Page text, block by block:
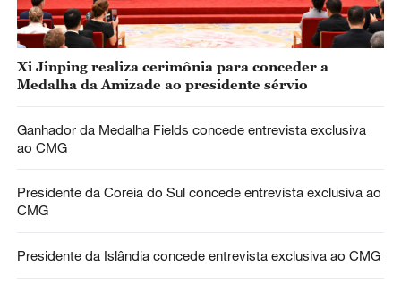
Xi Jinping realiza cerimônia para conceder a
Medalha da Amizade ao presidente sérvio
Ganhador da Medalha Fields concede entrevista exclusiva
ao CMG
Presidente da Coreia do Sul concede entrevista exclusiva ao
CMG
Presidente da Islândia concede entrevista exclusiva ao CMG